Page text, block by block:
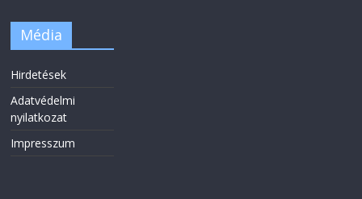
Média
Hirdetések
Adatvédelmi
nyilatkozat
Impresszum